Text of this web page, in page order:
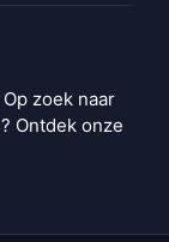
zoek naar
Ontdek onze